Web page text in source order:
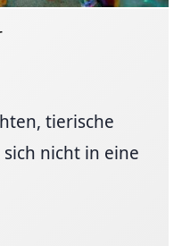
tierische
nicht in eine